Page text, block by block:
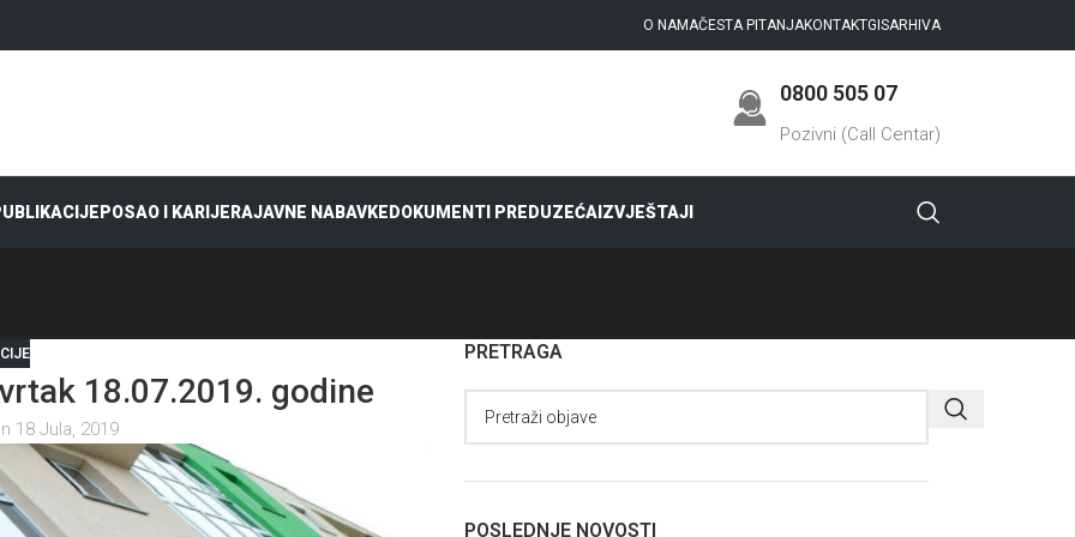
O NAMAČESTA PITANJAKONTAKTGISARHIVA
0800 505 07
Pozivni (Call Centar)
POSAO I KARIJERAJAVNE NABAVKEDOKUMENTI PREDUZEĆAIZVJEŠTAJI
18.07.2019. godine
18 Jula, 2019
PRETRAGA
POSLEDNJE NOVOSTI